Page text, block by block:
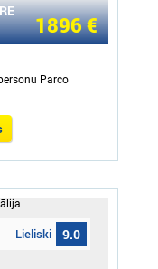
1896 €
Parco
Lieliski 9.0